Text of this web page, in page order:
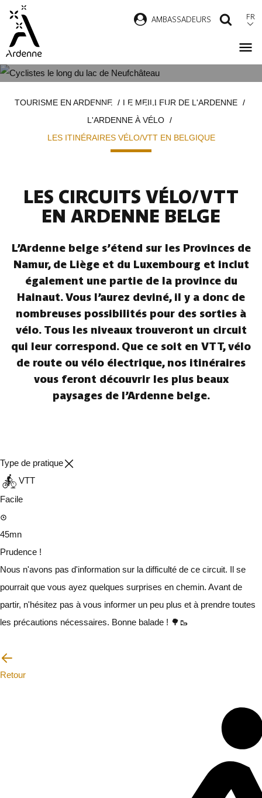
contenu
principal
AMBASSADEURS FR
BELGIQUE
d'ArianeTOURISME EN ARDENNE
LE MEILLEUR DE L'ARDENNE
L'ARDENNE À VÉLO
LES ITINÉRAIRES VÉLO/VTT EN BELGIQUE
LES CIRCUITS VÉLO/VTT
EN ARDENNE BELGE
L’Ardenne belge s’étend sur les Provinces de
Namur, de Liège et du Luxembourg et inclut
également une partie de la province du
Hainaut. Vous l’aurez deviné, il y a donc de
nombreuses possibilités pour des sorties à
vélo. Tous les niveaux trouveront un circuit
qui leur correspond. Que ce soit en VTT, vélo
de route ou vélo électrique, nos itinéraires
vous feront découvrir les plus beaux
paysages de l’Ardenne belge.
Type de pratique
VTT
Facile
45mn
Prudence !
Nous n'avons pas d'information sur la difficulté de ce circuit. Il se
pourrait que vous ayez quelques surprises en chemin. Avant de
partir, n'hésitez pas à vous informer un peu plus et à prendre toutes
les précautions nécessaires. Bonne balade ! 🌳🥾
Retour